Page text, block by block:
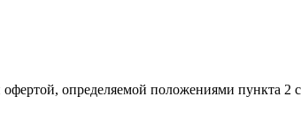
определяемой положениями пункта 2